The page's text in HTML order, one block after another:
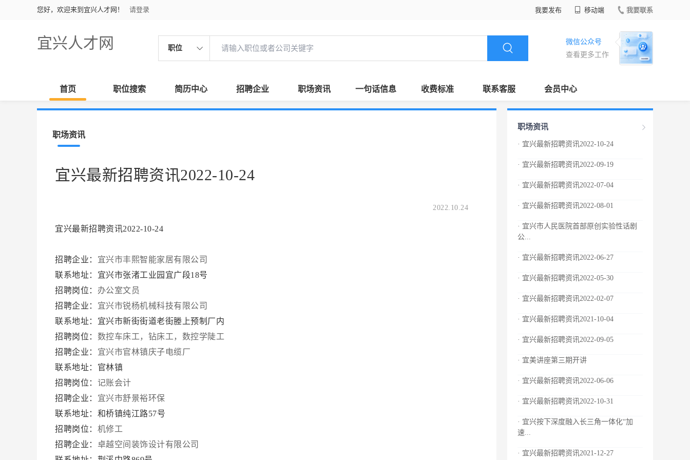
您好，欢迎来到宜兴人才网！ 请登录 我要发布 移动端 我要联系
宜兴人才网 职位
微信公众号
查看更多工作
首页 职位搜索 简历中心 招聘企业 职场资讯 一句话信息 收费标准 联系客服 会员中心
职场资讯
宜兴最新招聘资讯2022-10-24
2022.10.24
宜兴最新招聘资讯2022-10-24
招聘企业： 宜兴市丰熙智能家居有限公司
联系地址：宜兴市张渚工业园宜广段18号
招聘岗位： 办公室文员
招聘企业： 宜兴市锐杨机械科技有限公司
联系地址：宜兴市新街街道老街塍上预制厂内
招聘岗位： 数控车床工，钻床工，数控学陡工
招聘企业： 宜兴市官林镇庆子电缆厂
联系地址：官林镇
招聘岗位： 记账会计
招聘企业： 宜兴市舒景裕环保
联系地址：和桥镇纯江路57号
招聘岗位： 机修工
招聘企业： 卓越空间装饰设计有限公司
职场资讯
· 宜兴最新招聘资讯2022-10-24
· 宜兴最新招聘资讯2022-09-19
· 宜兴最新招聘资讯2022-07-04
· 宜兴最新招聘资讯2022-08-01
· 宜兴市人民医院首部原创实验性话剧
公...
· 宜兴最新招聘资讯2022-06-27
· 宜兴最新招聘资讯2022-05-30
· 宜兴最新招聘资讯2022-02-07
· 宜兴最新招聘资讯2021-10-04
· 宜兴最新招聘资讯2022-09-05
· 宜美讲座第三期开讲
· 宜兴最新招聘资讯2022-06-06
· 宜兴最新招聘资讯2022-10-31
· 宜兴按下深度融入长三角一体化“加
速...
· 宜兴最新招聘资讯2021-12-27